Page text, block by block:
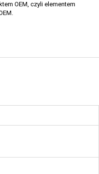
OEM, czyli elementem